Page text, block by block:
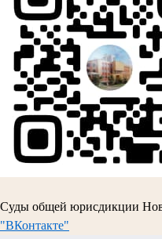
Суды общей юрисдикции
"ВКонтакте"